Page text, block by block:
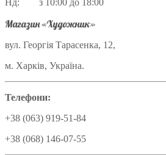
Нд: з 10:00 до 18:00
Магазин «Художник»
вул. Георгія Тарасенка, 12,
м. Харків, Україна.
Телефони:
+38 (063) 919-51-84
+38 (068) 146-07-55